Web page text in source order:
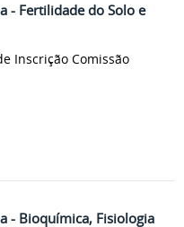
- Fertilidade do Solo e
Inscrição Comissão
- Bioquímica, Fisiologia